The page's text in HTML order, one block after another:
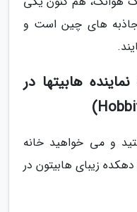
جاذبه های چین است و
هابیت­ها در
و می خواهید خانه
دهکده زیبای هابیتون در